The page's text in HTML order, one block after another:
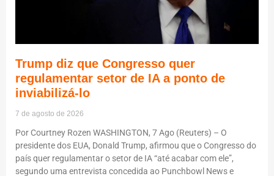
Trump diz que Congresso quer
regulamentar setor de IA a ponto de
inviabilizá-lo
7 de agosto de 2026
Por Courtney Rozen WASHINGTON, 7 Ago (Reuters) – O
presidente dos EUA, Donald Trump, afirmou que o Congresso do
país quer regulamentar o setor de IA “até acabar com ele”,
segundo uma entrevista concedida ao Punchbowl News e